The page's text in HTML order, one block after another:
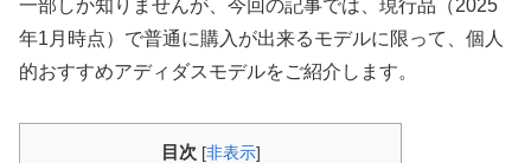
一部しか知りませんが、今回の記事では、現行品（2025
年1月時点）で普通に購入が出来るモデルに限って、個人
的おすすめアディダスモデルをご紹介します。
目次 [非表示]